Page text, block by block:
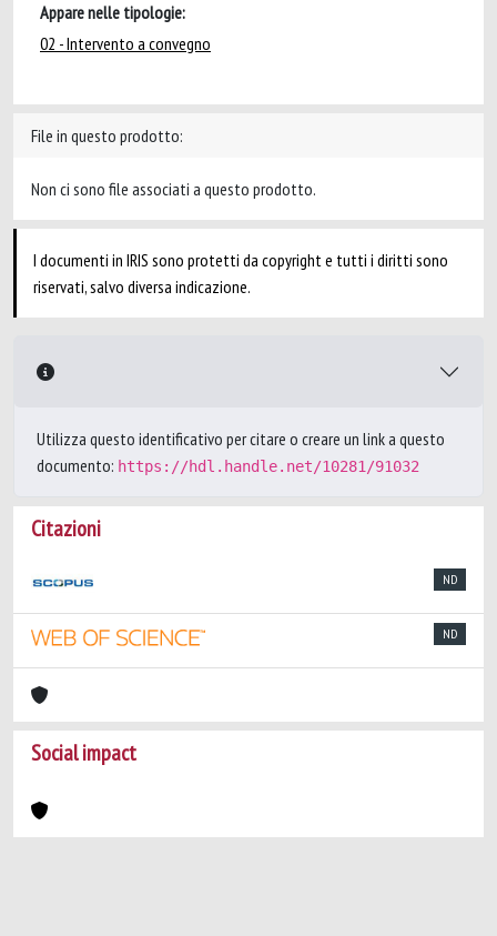
Appare nelle tipologie:
02 - Intervento a convegno
File in questo prodotto:
Non ci sono file associati a questo prodotto.
I documenti in IRIS sono protetti da copyright e tutti i diritti sono
riservati, salvo diversa indicazione.
Utilizza questo identificativo per citare o creare un link a questo
documento: https://hdl.handle.net/10281/91032
Citazioni
ND
ND
Social impact